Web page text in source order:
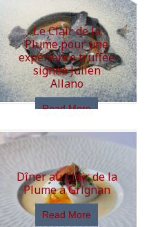
Le Clair de la
Plume pour une
expérience truffée
signée Julien
Allano
Read More
Dîner au Clair de la
Plume à Grignan
Read More